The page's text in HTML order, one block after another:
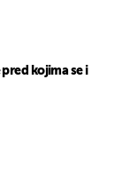
kojima se i